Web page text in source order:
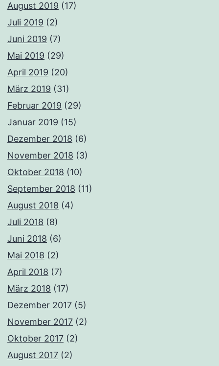
August 2019 (17)
Juli 2019 (2)
Juni 2019 (7)
Mai 2019 (29)
April 2019 (20)
März 2019 (31)
Februar 2019 (29)
Januar 2019 (15)
Dezember 2018 (6)
November 2018 (3)
Oktober 2018 (10)
September 2018 (11)
August 2018 (4)
Juli 2018 (8)
Juni 2018 (6)
Mai 2018 (2)
April 2018 (7)
März 2018 (17)
Dezember 2017 (5)
November 2017 (2)
Oktober 2017 (2)
August 2017 (2)